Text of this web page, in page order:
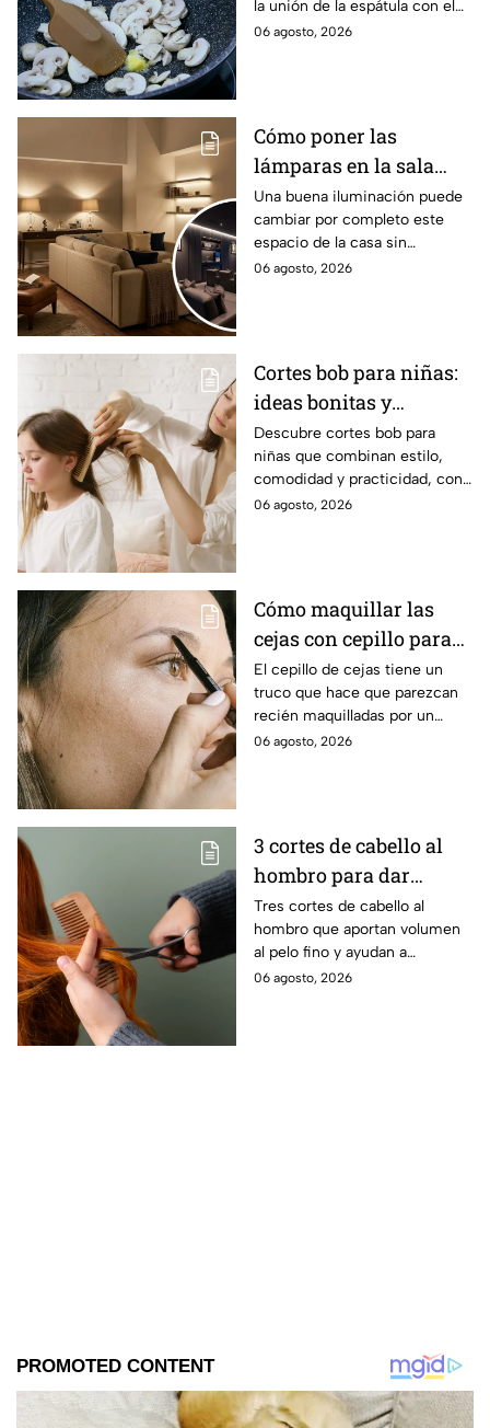
antes de hacer postres
la unión de la espátula con el
mango, por lo que
06 agosto, 2026
Cómo poner las
lámparas en la sala
para que se vea
acogedor como en las
películas
Una buena iluminación puede
cambiar por completo este
espacio de la casa sin
necesidad de gastar miles de
06 agosto, 2026
Cortes bob para niñas:
ideas bonitas y
prácticas
Descubre cortes bob para
niñas que combinan estilo,
comodidad y practicidad, con
opciones ideales para renovar
06 agosto, 2026
Cómo maquillar las
cejas con cepillo para
que se vean esculpidas
y redefinidas: paso a
paso
El cepillo de cejas tiene un
truco que hace que parezcan
recién maquilladas por un
profesional
06 agosto, 2026
3 cortes de cabello al
hombro para dar
volumen al pelo fino
Tres cortes de cabello al
hombro que aportan volumen
al pelo fino y ayudan a
conseguir una melena con
06 agosto, 2026